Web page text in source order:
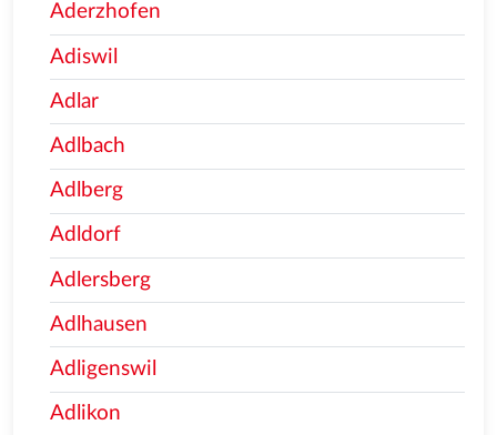
Aderzhofen
Adiswil
Adlar
Adlbach
Adlberg
Adldorf
Adlersberg
Adlhausen
Adligenswil
Adlikon